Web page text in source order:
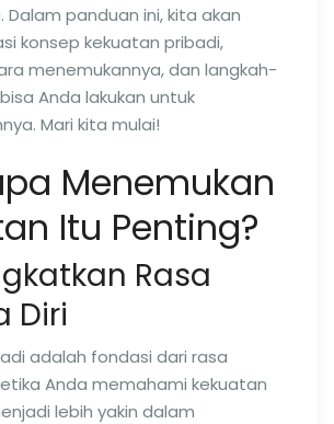
Dalam panduan ini, kita akan
konsep kekuatan pribadi,
menemukannya, dan langkah-
Anda lakukan untuk
Mari kita mulai!
Menemukan
Itu Penting?
Rasa
Diri
adalah fondasi dari rasa
Anda memahami kekuatan
lebih yakin dalam